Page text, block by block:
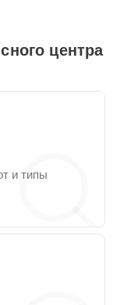
центра
и типы